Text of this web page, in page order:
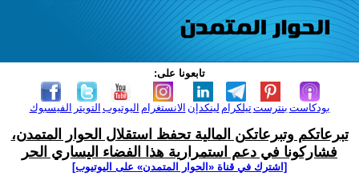
تابعونا على:
الفيسبوك التويتر اليوتيوب الانستغرام لينكدإن تيلكرامبنترست بودكاست
تبرعاتكم وتبرعاتكن المالية تحفظ استقلال الحوار المتمدن،
فشاركونا في دعم استمرارية هذا الفضاء اليساري الحر
[اشترك في قناة ‫«الحوار المتمدن» على اليوتيوب]